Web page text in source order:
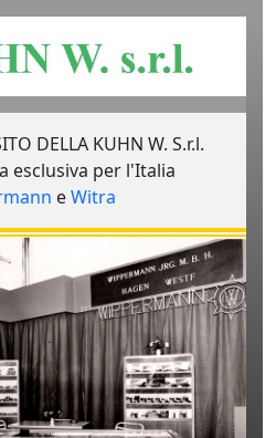
DELLA KUHN W. S.r.l.
esclusiva per l'Italia
eWitra